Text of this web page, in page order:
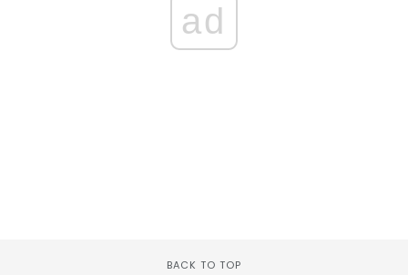
ad
BACK TO TOP